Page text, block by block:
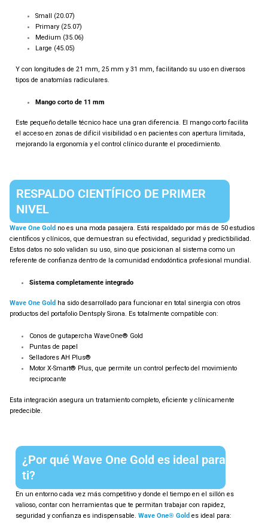
Small (20.07)
Primary (25.07)
Medium (35.06)
Large (45.05)
Y con longitudes de 21 mm, 25 mm y 31 mm, facilitando su uso en diversos
tipos de anatomías radiculares.
Mango corto de 11 mm
Este pequeño detalle técnico hace una gran diferencia. El mango corto facilita
el acceso en zonas de difícil visibilidad o en pacientes con apertura limitada,
mejorando la ergonomía y el control clínico durante el procedimiento.
RESPALDO CIENTÍFICO DE PRIMER
NIVEL
Wave One Gold no es una moda pasajera. Está respaldado por más de 50 estudios
científicos y clínicos, que demuestran su efectividad, seguridad y predictibilidad.
Estos datos no solo validan su uso, sino que posicionan al sistema como un
referente de confianza dentro de la comunidad endodóntica profesional mundial.
Sistema completamente integrado
Wave One Gold ha sido desarrollado para funcionar en total sinergia con otros
productos del portafolio Dentsply Sirona. Es totalmente compatible con:
Conos de gutapercha WaveOne® Gold
Puntas de papel
Selladores AH Plus®
Motor X-Smart® Plus, que permite un control perfecto del movimiento
reciprocante
Esta integración asegura un tratamiento completo, eficiente y clínicamente
predecible.
¿Por qué Wave One Gold es ideal para
ti?
En un entorno cada vez más competitivo y donde el tiempo en el sillón es
valioso, contar con herramientas que te permitan trabajar con rapidez,
seguridad y confianza es indispensable. Wave One® Gold es ideal para: